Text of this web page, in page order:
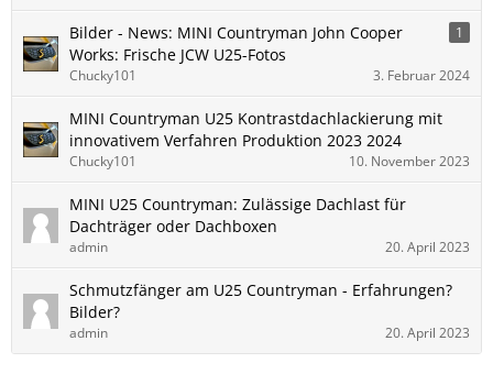
Bilder - News: MINI Countryman John Cooper
Works: Frische JCW U25-Fotos
1
Chucky101 3. Februar 2024
MINI Countryman U25 Kontrastdachlackierung mit
innovativem Verfahren Produktion 2023 2024
Chucky101 10. November 2023
MINI U25 Countryman: Zulässige Dachlast für
Dachträger oder Dachboxen
admin 20. April 2023
Schmutzfänger am U25 Countryman - Erfahrungen?
Bilder?
admin 20. April 2023